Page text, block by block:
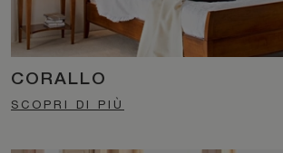
CORALLO
SCOPRI DI PIÙ